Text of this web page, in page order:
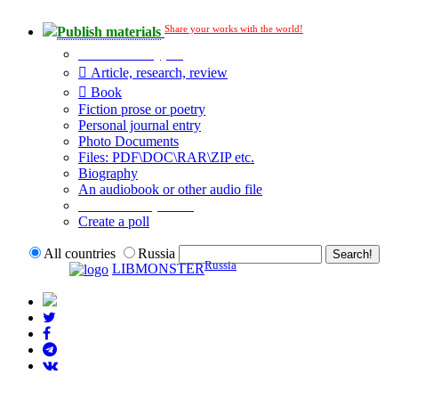
Publish materials Share your works with the world!
Article, research, review
Book
Fiction prose or poetry
Personal journal entry
Photo Documents
Files: PDF\DOC\RAR\ZIP etc.
Biography
An audiobook or other audio file
Create a poll
All countries
Russia
LIBMONSTERRussia